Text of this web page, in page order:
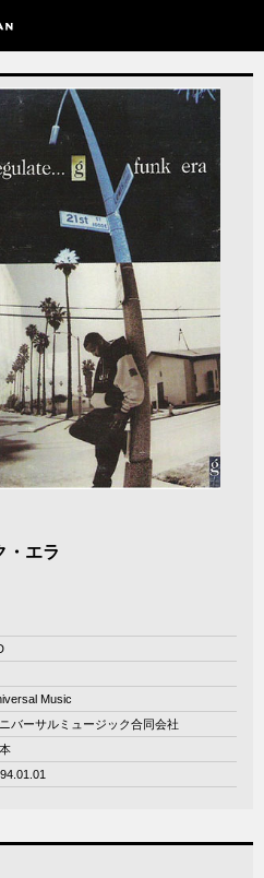
・エラ
Music
バーサルミュージック合同会社